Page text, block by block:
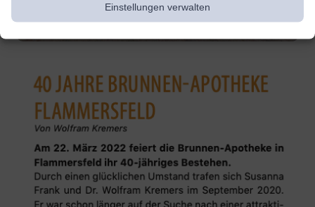
Einstellungen verwalten